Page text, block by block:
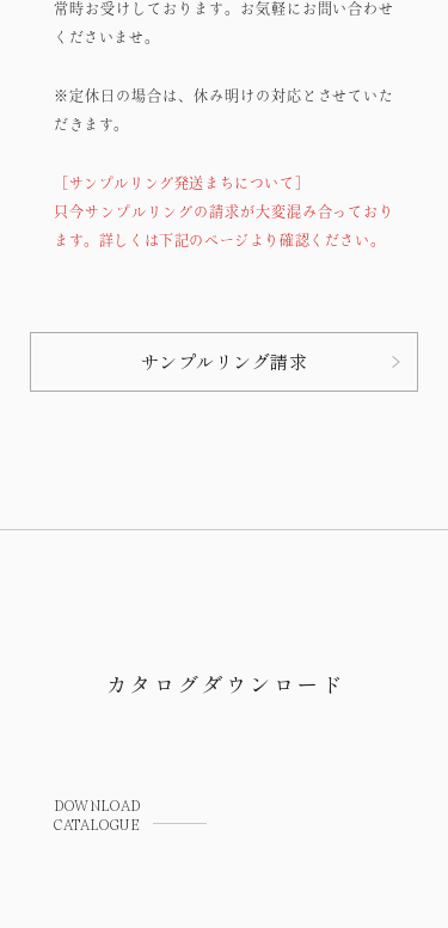
常時お受けしております。
お気軽にお問い合わせ
くださいませ。
※定休日の場合は、休み明けの対応とさせていた
だきます。
［サンプルリング発送まちについて］
只今サンプルリングの請求が大変混み合っており
ます。詳しくは下記のページより確認ください。
サンプルリング請求
カタログダウンロード
DOWNLOAD
CATALOGUE